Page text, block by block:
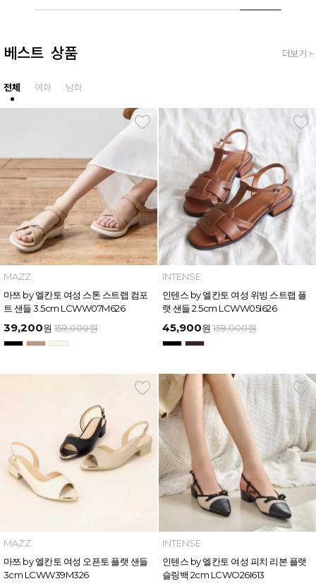
베스트 상품
전체 여화 남화
더보기 >
MAZZ
마쯔 by 엘칸토 여성 스톤 스트랩 컴포
트 샌들 3.5cm LCWW07M626
39,200원 159,000원
INTENSE
인텐스 by 엘칸토 여성 위빙 스트랩 플
랫 샌들 2.5cm LCWW05I626
45,900원 159,000원
MAZZ
마쯔 by 엘칸토 여성 오픈토 플랫 샌들
3cm LCWW39M326
INTENSE
인텐스 by 엘칸토 여성 피치 리본 플랫
슬링백 2cm LCWO26I613